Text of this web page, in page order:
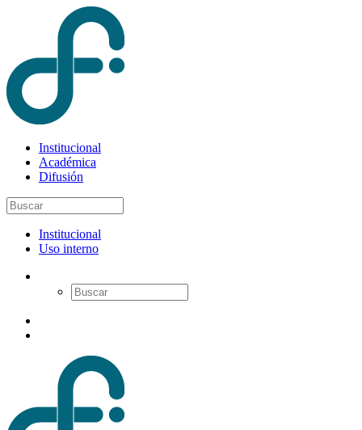
Institucional
Académica
Difusión
Institucional
Uso interno